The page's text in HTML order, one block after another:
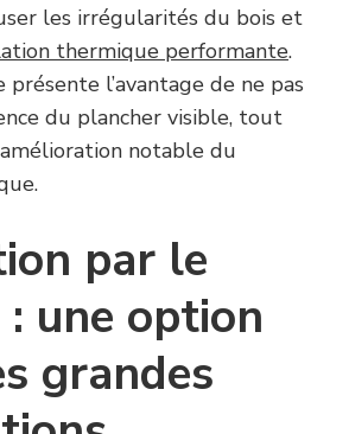
les irrégularités du bois et
thermique performante.
l’avantage de ne pas
du plancher visible, tout
notable du
par le
: une option
grandes